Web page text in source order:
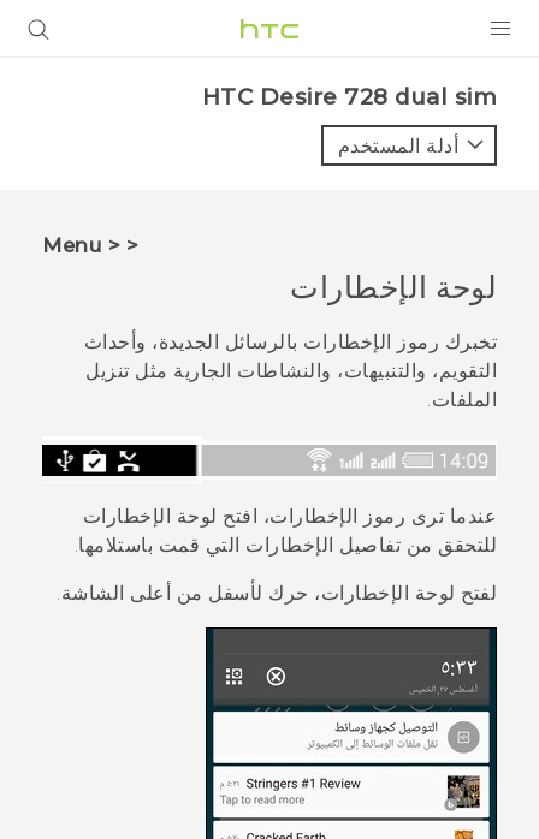
VIVE
VIVERSE
البرامج + التطبيقات
الدعم
HTC Desire 728 dual sim‎
أدلة المستخدم
< < Menu
لوحة الإخطارات
تخبرك رموز الإخطارات بالرسائل الجديدة، وأحداث
التقويم، والتنبيهات، والنشاطات الجارية مثل تنزيل
الملفات.
عندما ترى رموز الإخطارات، افتح لوحة الإخطارات
للتحقق من تفاصيل الإخطارات التي قمت باستلامها.
لفتح لوحة الإخطارات، حرك لأسفل من أعلى الشاشة.